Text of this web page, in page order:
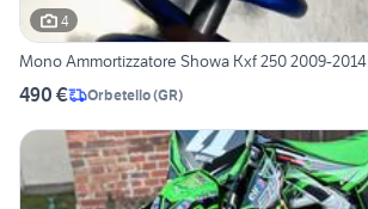
4
Mono Ammortizzatore Showa Kxf 250 2009-2014
490 € Orbetello(GR)